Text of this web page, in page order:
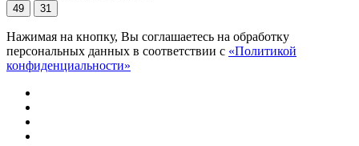
49 31
Нажимая на кнопку, Вы соглашаетесь на обработку
персональных данных в соответствии с «Политикой
конфиденциальности»